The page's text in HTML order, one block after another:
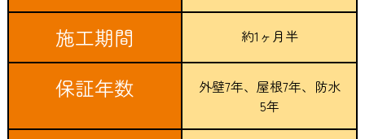
施工期間 約1ヶ月半
保証年数
外壁7年、屋根7年、防水
5年